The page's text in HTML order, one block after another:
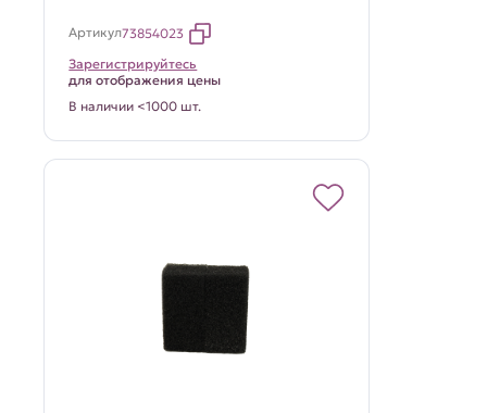
Артикул73854023
Зарегистрируйтесь
для отображения цены
В наличии <1000 шт.